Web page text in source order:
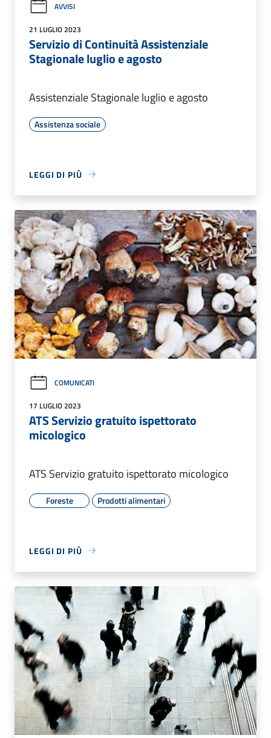
AVVISI
21 LUGLIO 2023
Servizio di Continuità Assistenziale
Stagionale luglio e agosto
Assistenziale Stagionale luglio e agosto
Assistenza sociale
LEGGI DI PIÙ
COMUNICATI
17 LUGLIO 2023
ATS Servizio gratuito ispettorato
micologico
ATS Servizio gratuito ispettorato micologico
Foreste Prodotti alimentari
LEGGI DI PIÙ